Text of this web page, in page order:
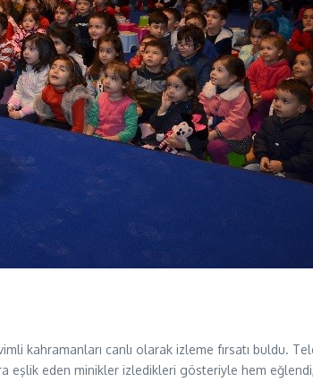
kahramanları canlı olarak izleme fırsatı buldu.
eşlik eden minikler izledikleri gösteriyle hem